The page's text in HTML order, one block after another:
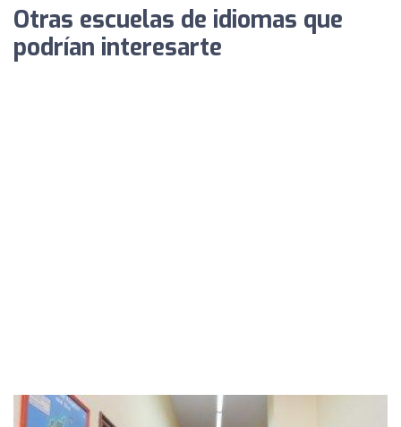
Otras escuelas de idiomas que
podrían interesarte